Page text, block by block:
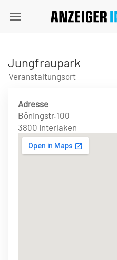
Jungfraupark
Veranstaltungsort
Adresse
Böningstr.100
3800 Interlaken